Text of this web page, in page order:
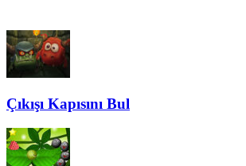
Çıkışı Kapısını Bul